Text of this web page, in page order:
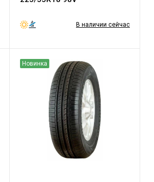
В наличии сейчас
Новинка